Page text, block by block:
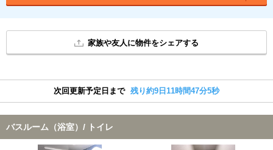
家族や友人に物件をシェアする
次回更新予定日まで 残り約9日11時間47分4秒
バスルーム（浴室）/ トイレ